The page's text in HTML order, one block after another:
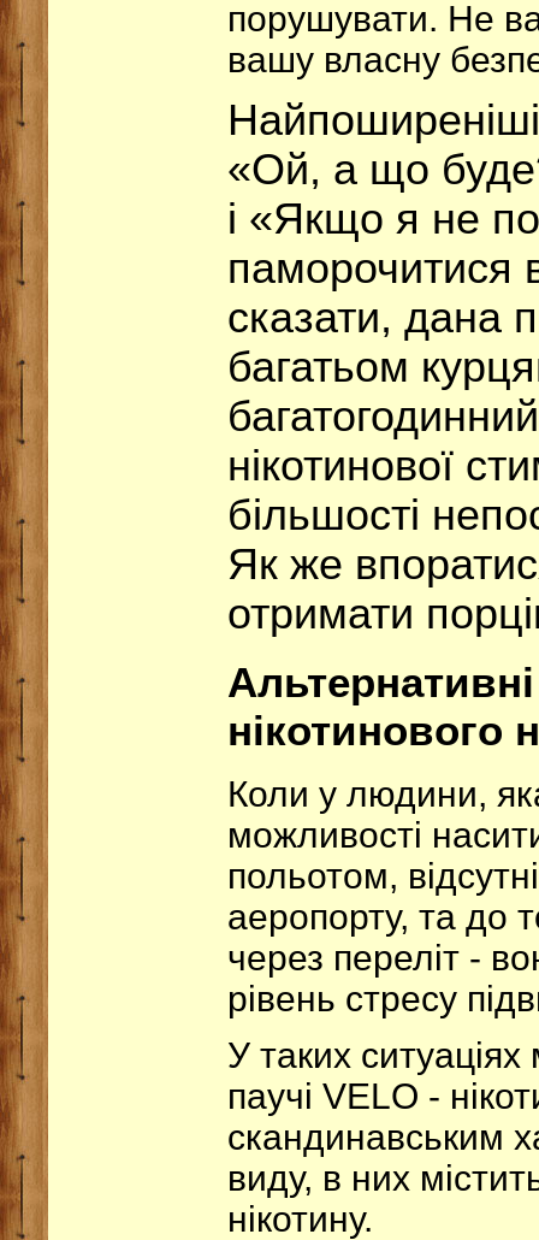
порушувати. Не
вашу власну
«Ой, а що
і «Якщо я не
паморочитися
сказати, дана
багатьом
нікотинової
більшості
Як же
отримати
нікотинового
Коли у людини,
можливості
польотом,
аеропорту, та до
через переліт -
рівень стресу
У таких
паучі VELO -
скандинавським
виду, в них
нікотину.